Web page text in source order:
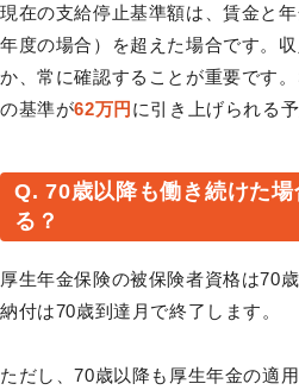
現在の支給停止基準額は、賃金と
年度の場合）を超えた場合です。
か、常に確認することが重要です
の基準が62万円 に引き上げられる予
Q. 70歳以降も働き続けた
る？
厚生年金保険の被保険者資格は70
納付は70歳到達月で終了します。
ただし、70歳以降も厚生年金の適